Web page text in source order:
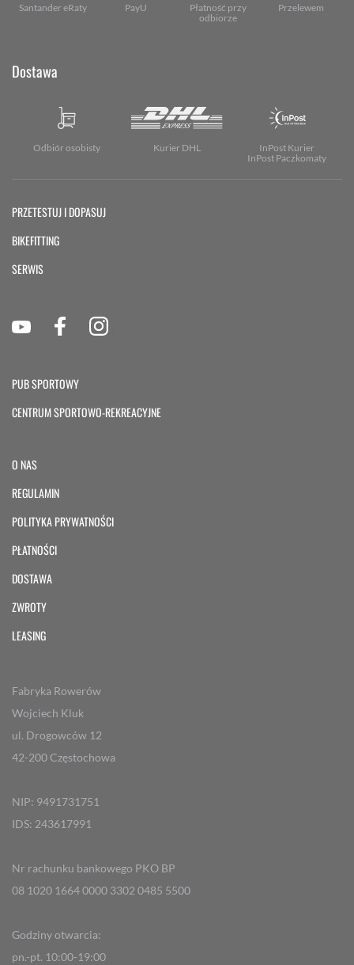
Santander eRaty PayU
Płatność przy
odbiorze
Przelewem
Dostawa
Odbiór osobisty Kurier DHL
InPost Kurier
InPost Paczkomaty
PRZETESTUJ I DOPASUJ
BIKEFITTING
SERWIS
PUB SPORTOWY
CENTRUM SPORTOWO-REKREACYJNE
O NAS
REGULAMIN
POLITYKA PRYWATNOŚCI
PŁATNOŚCI
DOSTAWA
ZWROTY
LEASING
Fabryka Rowerów
Wojciech Kluk
ul. Drogowców 12
42-200 Częstochowa
NIP: 9491731751
IDS: 243617991
Nr rachunku bankowego PKO BP
08 1020 1664 0000 3302 0485 5500
Godziny otwarcia:
pn.-pt. 10:00-19:00